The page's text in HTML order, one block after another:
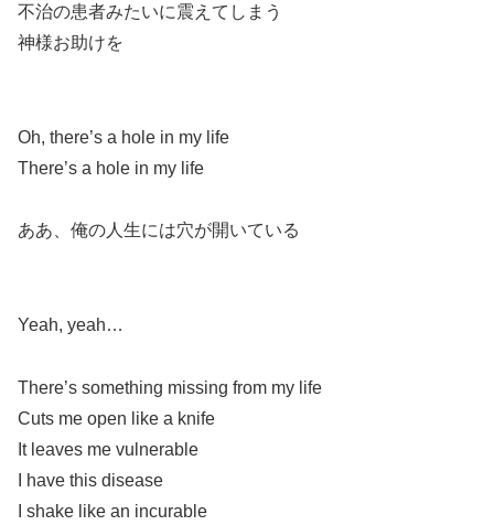
不治の患者みたいに震えてしまう
神様お助けを
Oh, there’s a hole in my life
There’s a hole in my life
ああ、俺の人生には穴が開いている
Yeah, yeah…
There’s something missing from my life
Cuts me open like a knife
It leaves me vulnerable
I have this disease
I shake like an incurable